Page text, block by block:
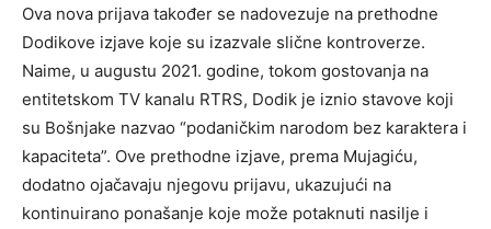
Ova nova prijava također se nadovezuje na prethodne
Dodikove izjave koje su izazvale slične kontroverze.
Naime, u augustu 2021. godine, tokom gostovanja na
entitetskom TV kanalu RTRS, Dodik je iznio stavove koji
su Bošnjake nazvao “podaničkim narodom bez karaktera i
kapaciteta”. Ove prethodne izjave, prema Mujagiću,
dodatno ojačavaju njegovu prijavu, ukazujući na
kontinuirano ponašanje koje može potaknuti nasilje i